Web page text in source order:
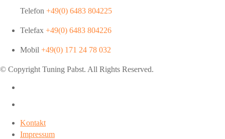
Telefon +49(0) 6483 804225
Telefax +49(0) 6483 804226
Mobil +49(0) 171 24 78 032
© Copyright Tuning Pabst. All Rights Reserved.
Kontakt
Impressum